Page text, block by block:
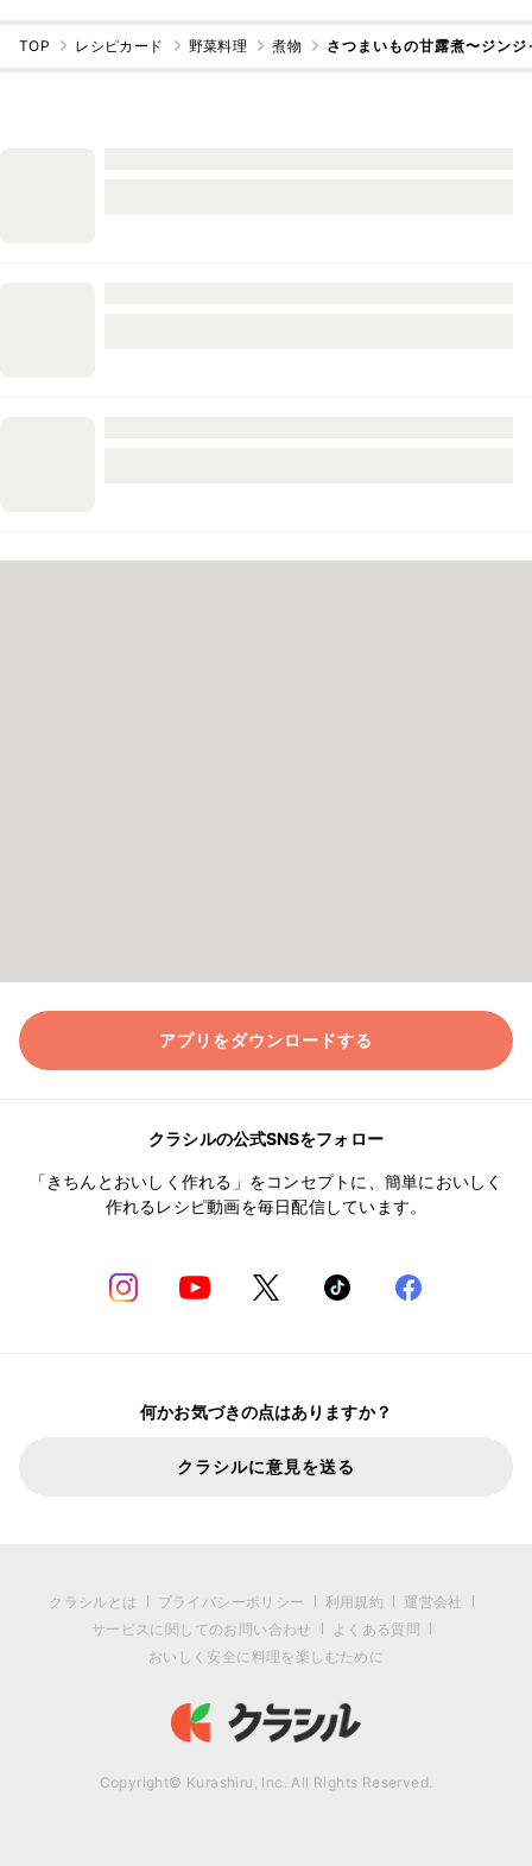
TOP レシピカード 野菜料理 煮物 さつまいもの甘露煮〜ジン
アプリをダウンロードする
クラシルの公式SNSをフォロー
「きちんとおいしく作れる」をコンセプトに、簡単においしく
作れるレシピ動画を毎日配信しています。
何かお気づきの点はありますか？
クラシルに意見を送る
クラシルとは プライバシーポリシー 利用規約
運営会社
サービスに関してのお問い合わせ
よくある質問
おいしく安全に料理を楽しむために
Copyright© Kurashiru, Inc. All Rights Reserved.